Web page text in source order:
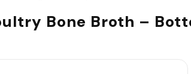
Bone Broth –